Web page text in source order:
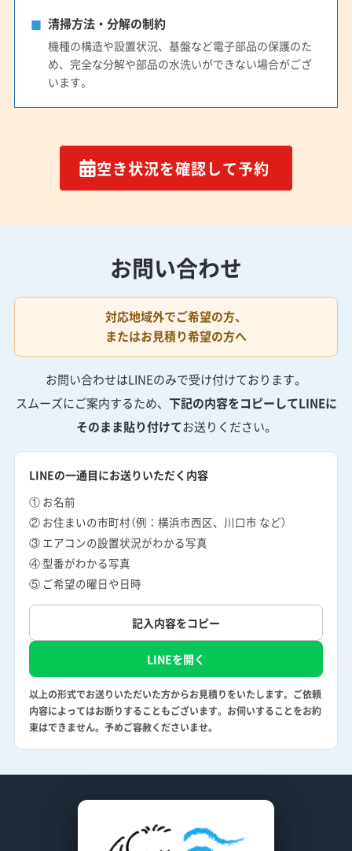
清掃方法・分解の制約
機種の構造や設置状況、基盤など電子部品の保護のた
め、完全な分解や部品の水洗いができない場合がござ
います。
空き状況を確認して予約
お問い合わせ
対応地域外でご希望の方、
またはお見積り希望の方へ
お問い合わせはLINEのみで受け付けております。
スムーズにご案内するため、 下記の内容をコピーしてLINEに
そのまま貼り付けてお送りください。
LINEの一通目にお送りいただく内容
① お名前
② お住まいの市町村（例：横浜市西区、川口市 など）
③ エアコンの設置状況がわかる写真
④ 型番がわかる写真
⑤ ご希望の曜日や日時
記入内容をコピー
LINEを開く
以上の形式でお送りいただいた方からお見積りをいたします。ご依頼
内容によってはお断りすることもございます。お伺いすることをお約
束はできません。予めご容赦くださいませ。